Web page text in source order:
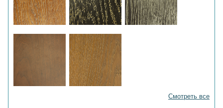
Смотреть все